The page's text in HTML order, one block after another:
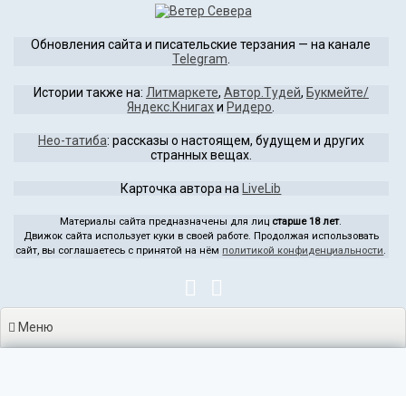
содержимому
Обновления сайта и писательские терзания — на канале
Telegram
Истории также на: Литмаркете, Автор.Тудей, Букмейте/
Яндекс.Книгахи Ридеро
Нео-татиба: рассказы о настоящем, будущем и других
странных вещах.
Карточка автора на LiveLib
Материалы сайта предназначены для лиц старше 18 лет.
Движок сайта использует куки в своей работе. Продолжая использовать
сайт, вы соглашаетесь с принятой на нём политикой конфиденциальности.
Меню